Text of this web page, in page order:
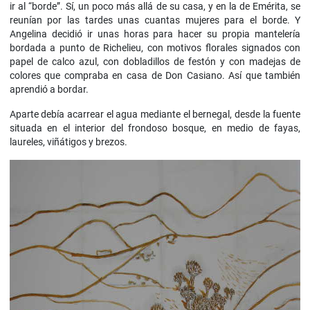
ir al “borde”. Sí, un poco más allá de su casa, y en la de Emérita, se
reunían por las tardes unas cuantas mujeres para el borde. Y
Angelina decidió ir unas horas para hacer su propia mantelería
bordada a punto de Richelieu, con motivos florales signados con
papel de calco azul, con dobladillos de festón y con madejas de
colores que compraba en casa de Don Casiano. Así que también
aprendió a bordar.
Aparte debía acarrear el agua mediante el bernegal, desde la fuente
situada en el interior del frondoso bosque, en medio de fayas,
laureles, viñátigos y brezos.